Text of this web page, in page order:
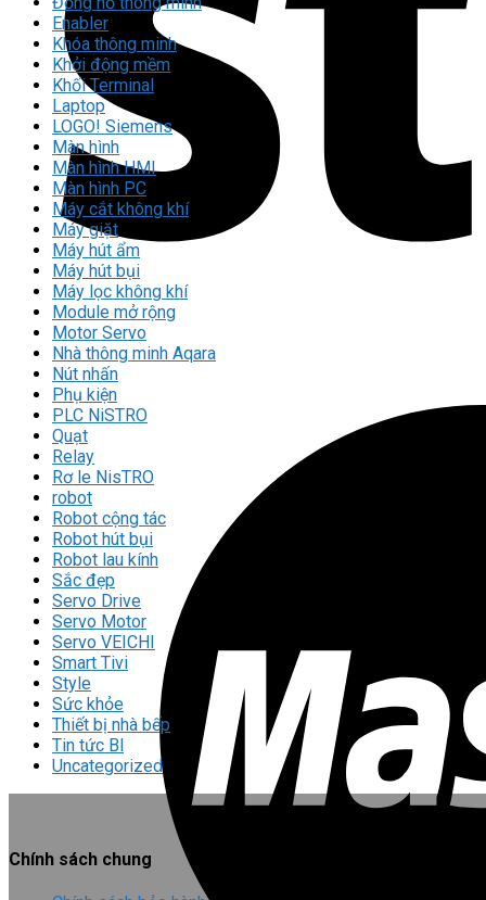
Enabler
Khóa thông minh
Khởi động mềm
Khối Terminal
Laptop
LOGO! Siemens
Màn hình
Màn hình HMI
Màn hình PC
Máy cắt không khí
Máy giặt
Máy hút ẩm
Máy hút bụi
Máy lọc không khí
Module mở rộng
Motor Servo
Nhà thông minh Aqara
Nút nhấn
Phụ kiện
PLC NiSTRO
Quạt
Relay
Rơ le NisTRO
robot
Robot cộng tác
Robot hút bụi
Robot lau kính
Sắc đẹp
Servo Drive
Servo Motor
Servo VEICHI
Smart Tivi
Style
Sức khỏe
Thiết bị nhà bếp
Tin tức Bl
Uncategorized
Chính sách chung